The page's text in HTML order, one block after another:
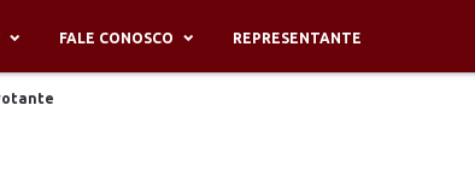
FALE CONOSCO REPRESENTANTE